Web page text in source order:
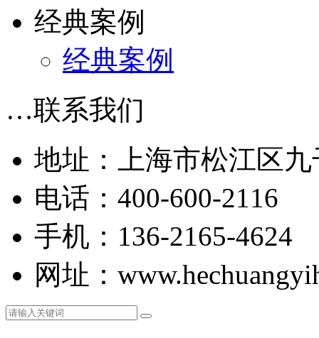
经典案例
经典案例
…联系我们
地址：上海市松江区
电话：400-600-2116
手机：136-2165-4624
网址：